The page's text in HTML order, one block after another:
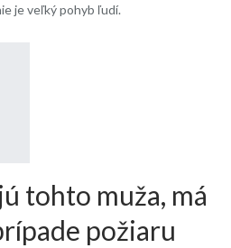
je veľký pohyb ľudí.
tohto muža, má
požiaru